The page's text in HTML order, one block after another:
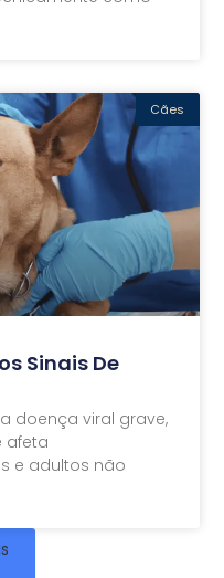
Cães
Sinais De
doença viral grave,
afeta
e adultos não